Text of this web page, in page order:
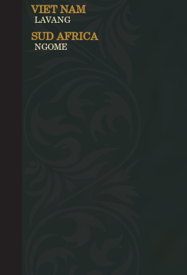
VIET NAM
LAVANG
SUD AFRICA
NGOME